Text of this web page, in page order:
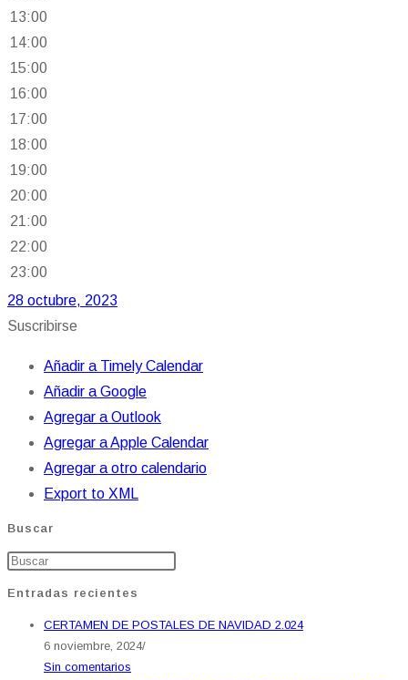
13:00
14:00
15:00
16:00
17:00
18:00
19:00
20:00
21:00
22:00
23:00
28 octubre, 2023
Suscribirse
Añadir a Timely Calendar
Añadir a Google
Agregar a Outlook
Agregar a Apple Calendar
Agregar a otro calendario
Export to XML
Buscar
Entradas recientes
CERTAMEN DE POSTALES DE NAVIDAD 2.024
6 noviembre, 2024/
Sin comentarios